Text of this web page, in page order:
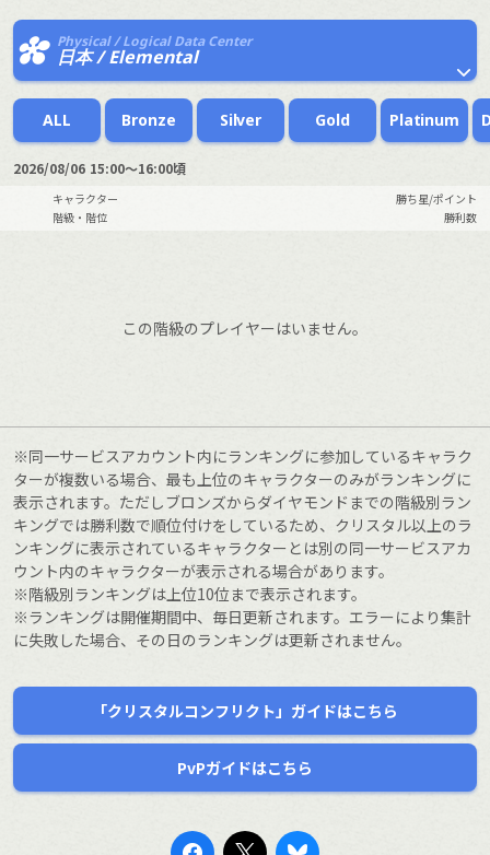
Physical / Logical Data Center
日本 / Elemental
ALL Bronze Silver Gold Platinum
2026/08/06 15:00～16:00頃
キャラクター
勝ち星/ポイント
階級・階位
勝利数
この階級のプレイヤーはいません。
※同一サービスアカウント内にランキングに参加しているキャラク
ターが複数いる場合、最も上位のキャラクターのみがランキングに
表示されます。ただしブロンズからダイヤモンドまでの階級別ラン
キングでは勝利数で順位付けをしているため、クリスタル以上のラ
ンキングに表示されているキャラクターとは別の同一サービスアカ
ウント内のキャラクターが表示される場合があります。
※階級別ランキングは上位10位まで表示されます。
※ランキングは開催期間中、毎日更新されます。エラーにより集計
に失敗した場合、その日のランキングは更新されません。
「クリスタルコンフリクト」ガイドはこちら
PvPガイドはこちら